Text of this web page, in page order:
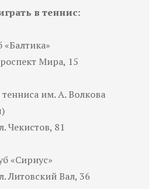
в теннис:
Мира, 15
им. А. Волкова
Чекистов, 81
«Сириус»
Литовский Вал, 36